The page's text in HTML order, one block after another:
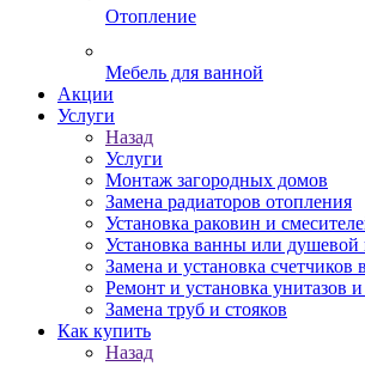
Отопление
Мебель для ванной
Акции
Услуги
Назад
Услуги
Монтаж загородных домов
Замена радиаторов отопления
Установка раковин и
Установка ванны или
Замена и установка счетчиков
Ремонт и установка унитазов и
Замена труб и стояков
Как купить
Назад